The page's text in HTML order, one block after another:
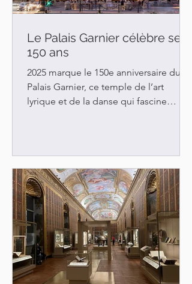
Le Palais Garnier célèbre ses
150 ans
2025 marque le 150e anniversaire du
Palais Garnier, ce temple de l’art
lyrique et de la danse qui fascine
inauguré le 5 janvier 1875. Il a ravi le
tout Paris dès le début et continue
d’éblouir les passants et le million de
spectateurs et de visiteurs chaque
année. Le Palais Garnier a été construit
à la demande de Napoléon III,
empereur des Français de 1852 à 1870.
Ce